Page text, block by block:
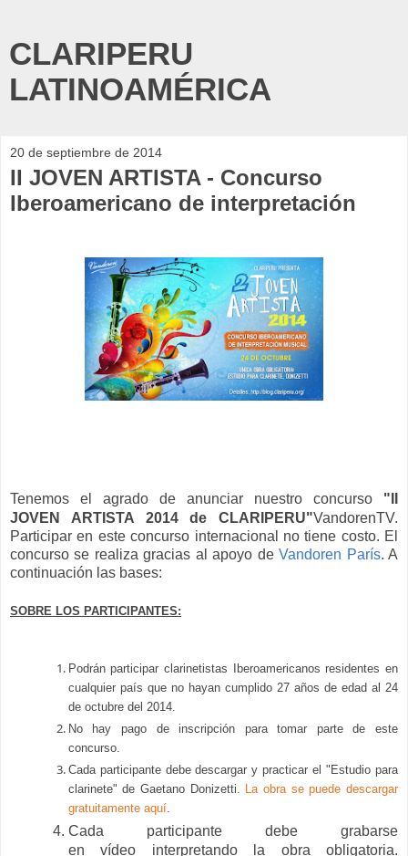
CLARIPERU
LATINOAMÉRICA
20 de septiembre de 2014
II JOVEN ARTISTA - Concurso
Iberoamericano de interpretación
Tenemos el agrado de anunciar nuestro concurso "II
JOVEN ARTISTA 2014 de CLARIPERU"VandorenTV.
Participar en este concurso internacional no tiene costo. El
concurso se realiza gracias al apoyo deVandoren París. A
continuación las bases:
SOBRE LOS PARTICIPANTES:
Podrán participar clarinetistas Iberoamericanos residentes en
cualquier país que no hayan cumplido 27años de edad al 24
de octubre del 2014.
No hay pago de inscripción para tomar parte de este
concurso.
Cada participante debe descargar y practicar el "Estudio para
clarinete" de Gaetano Donizetti. La obra se puede descargar
gratuitamente aquí.
Cada participante debe grabarse
en vídeo interpretando la obra obligatoria.